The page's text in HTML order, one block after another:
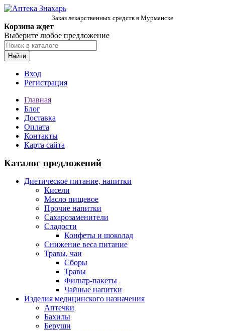
Заказ лекарственных средств в Мурманске
Корзина ждет
Выберите любое предложение
Найти
Вход
Регистрация
Главная
Блог
Доставка
Оплата
Контакты
Карта сайта
Каталог предложений
Диетическое питание, напитки
Кисели
Масло пищевое
Прочие напитки
Сахарозаменители
Сладости
Конфеты и шоколад
Снижение веса питание
Травы, чаи
Сборы
Травы
Фильтр-пакеты
Чайные напитки
Изделия медицинского назначения
Аптечки
Бахилы
Беруши